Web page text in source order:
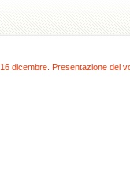
16 dicembre. Presentazione del